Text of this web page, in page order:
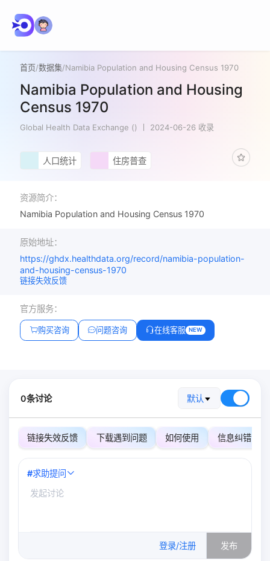
首页/数据集/Namibia Population and Housing Census 1970
Namibia Population and Housing
Census 1970
Global Health Data Exchange () 2024-06-26 收录
人口统计 住房普查
资源简介：
Namibia Population and Housing Census 1970
原始地址：
https://ghdx.healthdata.org/record/namibia-population-
and-housing-census-1970
链接失效反馈
官方服务：
购买咨询 问题咨询 在线客服 NEW
0条讨论 默认
链接失效反馈 下载遇到问题 如何使用 信息纠错
#求助提问
登录/注册 发布